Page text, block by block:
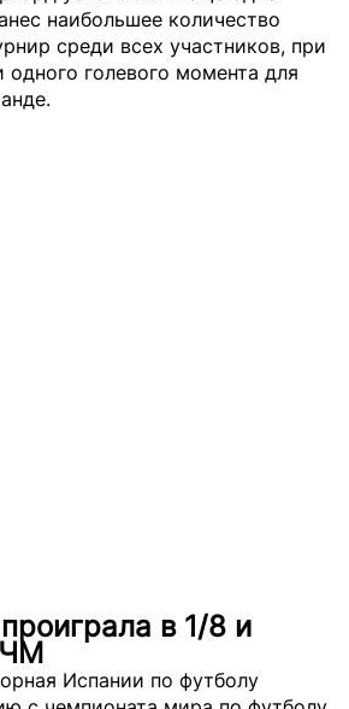
наибольшее количество
среди всех участников, при
одного голевого момента для
в 1/8 и
ЧМ
Испании по футболу